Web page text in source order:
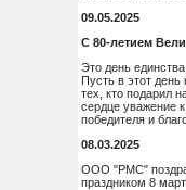
09.05.2025
С 80-летием
Это день
Пусть в этот день
тех, кто подарил
сердце уважение
победителя и
08.03.2025
ООО "РМС"
праздником 8